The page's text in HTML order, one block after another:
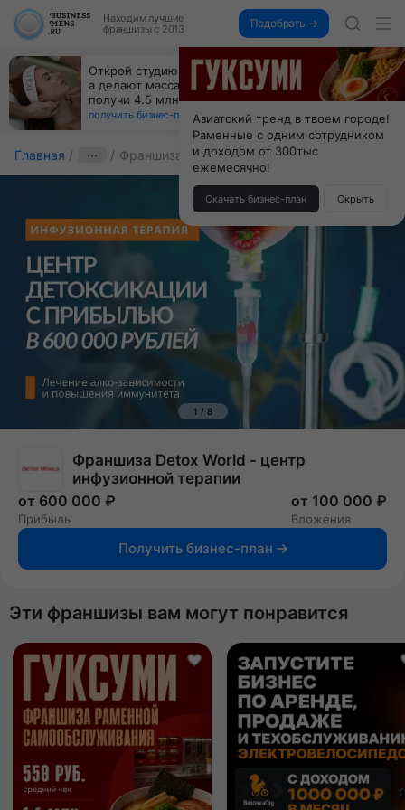
Находим лучшие
франшизы с 2013
Подобрать →
За 90 тыс. открой магазин на Авито, дома ни
коробок, ни товара, ни склада, зато каждый месяц
+125 тыс. чистыми
получить бизнес-план ↓
Главная ··· Франшиза Detox World
1 / 8
Франшиза Detox World - центр
инфузионной терапии
от 600 000 ₽
Прибыль
от 100 000 ₽
Вложения
Получить бизнес-план
Эти франшизы вам могут понравится
Азиатский тренд в твоем городе!
Раменные с одним сотрудником
и доходом от 300тыс
ежемесячно!
Скачать бизнес-план Скрыть